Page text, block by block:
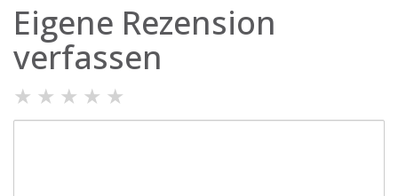
Eigene Rezension
verfassen
★ ★ ★ ★ ★